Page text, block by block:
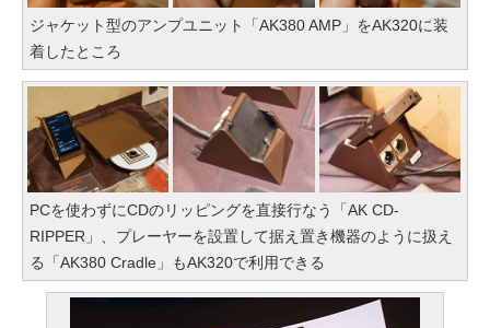
ジャケット型のアンプユニット「AK380 AMP」をAK320に装
着したところ
PCを使わずにCDのリッピングを直接行なう「AK CD-
RIPPER」、プレーヤーを設置して据え置き機器のように扱え
る「AK380 Cradle」もAK320で利用できる